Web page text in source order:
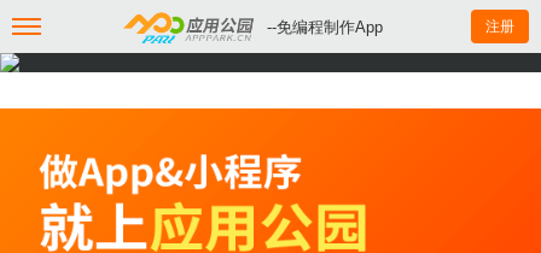
--免编程制作App 注册